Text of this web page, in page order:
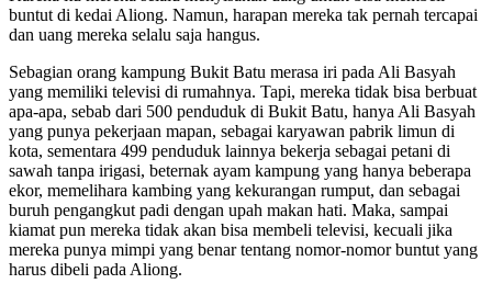
buntut di kedai Aliong. Namun, harapan mereka tak pernah tercapai
dan uang mereka selalu saja hangus.
Sebagian orang kampung Bukit Batu merasa iri pada Ali Basyah
yang memiliki televisi di rumahnya. Tapi, mereka tidak bisa berbuat
apa-apa, sebab dari 500 penduduk di Bukit Batu, hanya Ali Basyah
yang punya pekerjaan mapan, sebagai karyawan pabrik limun di
kota, sementara 499 penduduk lainnya bekerja sebagai petani di
sawah tanpa irigasi, beternak ayam kampung yang hanya beberapa
ekor, memelihara kambing yang kekurangan rumput, dan sebagai
buruh pengangkut padi dengan upah makan hati. Maka, sampai
kiamat pun mereka tidak akan bisa membeli televisi, kecuali jika
mereka punya mimpi yang benar tentang nomor-nomor buntut yang
harus dibeli pada Aliong.